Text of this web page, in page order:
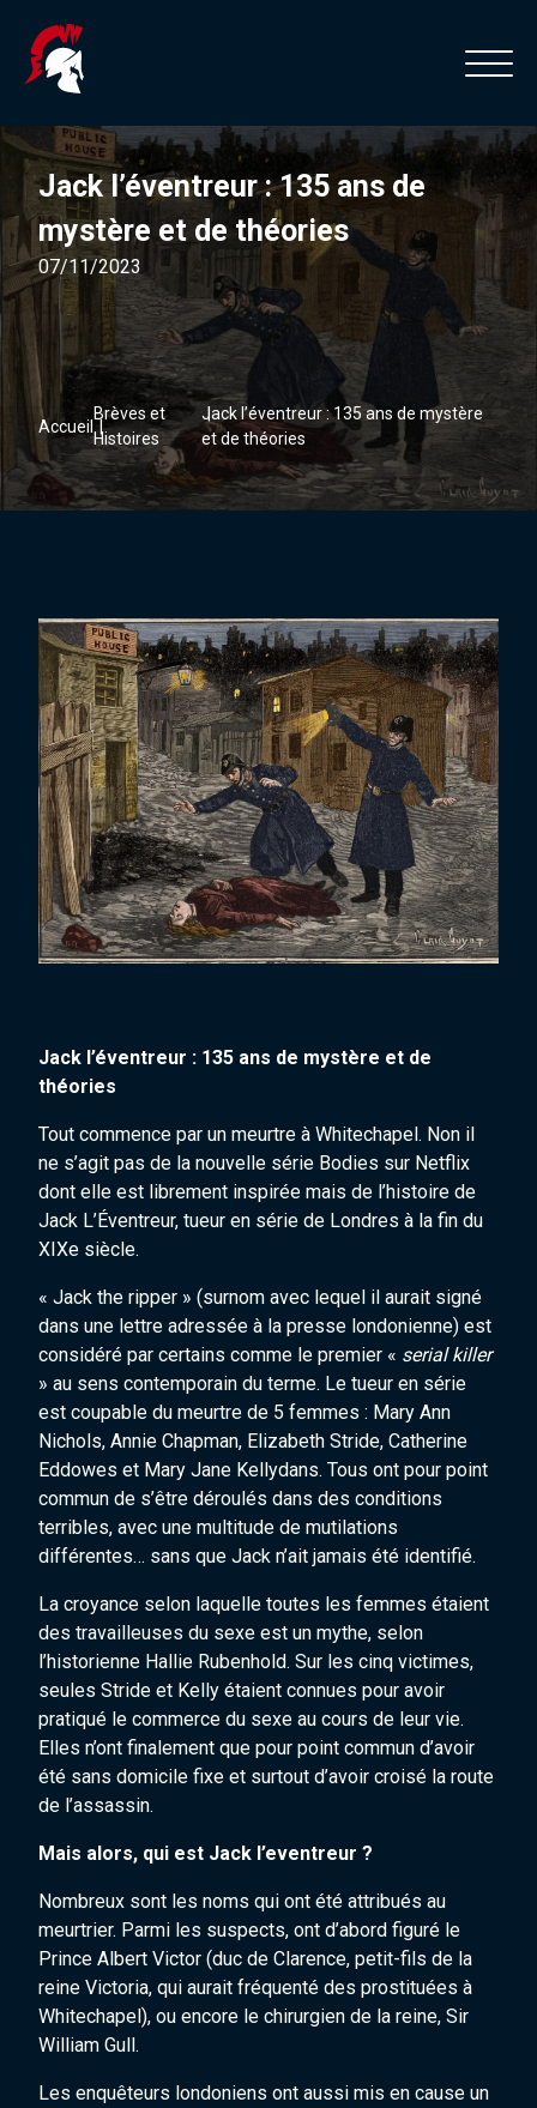
Jack l’éventreur : 135 ans de
mystère et de théories
07/11/2023
Accueil
Brèves et
Histoires
Jack l’éventreur : 135 ans de mystère
et de théories
Jack l’éventreur : 135 ans de mystère et de
théories
Tout commence par un meurtre à Whitechapel. Non il
ne s’agit pas de la nouvelle série Bodies sur Netflix
dont elle est librement inspirée mais de l’histoire de
Jack L’Éventreur, tueur en série de Londres à la fin du
XIXe siècle.
« Jack the ripper » (surnom avec lequel il aurait signé
dans une lettre adressée à la presse londonienne) est
considéré par certains comme le premier « serial killer
» au sens contemporain du terme. Le tueur en série
est coupable du meurtre de 5 femmes : Mary Ann
Nichols, Annie Chapman, Elizabeth Stride, Catherine
Eddowes et Mary Jane Kellydans. Tous ont pour point
commun de s’être déroulés dans des conditions
terribles, avec une multitude de mutilations
différentes… sans que Jack n’ait jamais été identifié.
La croyance selon laquelle toutes les femmes étaient
des travailleuses du sexe est un mythe, selon
l’historienne Hallie Rubenhold. Sur les cinq victimes,
seules Stride et Kelly étaient connues pour avoir
pratiqué le commerce du sexe au cours de leur vie.
Elles n’ont finalement que pour point commun d’avoir
été sans domicile fixe et surtout d’avoir croisé la route
de l’assassin.
Mais alors, qui est Jack l’eventreur ?
Nombreux sont les noms qui ont été attribués au
meurtrier. Parmi les suspects, ont d’abord figuré le
Prince Albert Victor (duc de Clarence, petit-fils de la
reine Victoria, qui aurait fréquenté des prostituées à
Whitechapel), ou encore le chirurgien de la reine, Sir
William Gull.
Les enquêteurs londoniens ont aussi mis en cause un